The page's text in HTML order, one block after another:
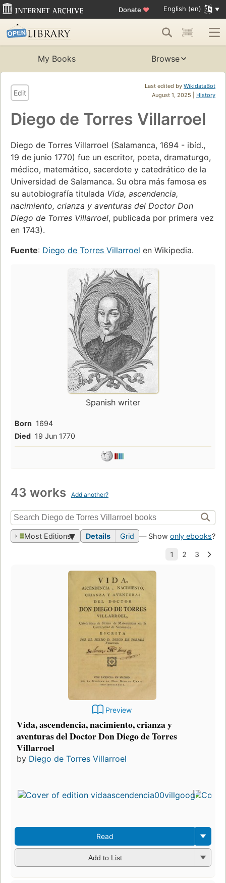
Donate ♥ English (en)
My Books Browse
Last edited by WikidataBot
August 1, 2025 | History
Edit
Diego de Torres Villarroel
Diego de Torres Villarroel (Salamanca, 1694 - ibíd.,
19 de junio 1770) fue un escritor, poeta, dramaturgo,
médico, matemático, sacerdote y catedrático de la
Universidad de Salamanca. Su obra más famosa es
su autobiografía titulada Vida, ascendencia,
nacimiento, crianza y aventuras del Doctor Don
Diego de Torres Villarroel, publicada por primera vez
en 1743).
Fuente: Diego de Torres Villarroel en Wikipedia.
Spanish writer
Born 1694
Died 19 Jun 1770
43 works Add another?
Most Editions Details Grid — Show only ebooks?
Preview
Vida, ascendencia, nacimiento, crianza y
aventuras del Doctor Don Diego de Torres
Villarroel
by Diego de Torres Villarroel
Read
Add to List